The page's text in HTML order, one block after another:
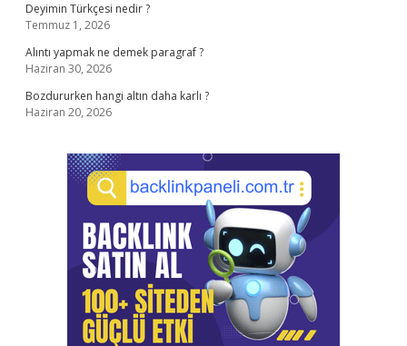
Deyimin Türkçesi nedir ?
Temmuz 1, 2026
Alıntı yapmak ne demek paragraf ?
Haziran 30, 2026
Bozdururken hangi altın daha karlı ?
Haziran 20, 2026